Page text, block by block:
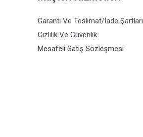
Garanti Ve Teslimat/İade Şartları
Gizlilik Ve Güvenlik
Mesafeli Satış Sözleşmesi